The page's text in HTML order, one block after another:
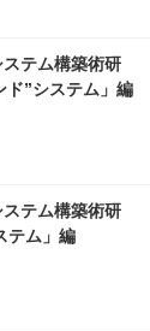
テム構築術研
ド”システム」編
テム構築術研
テム」編